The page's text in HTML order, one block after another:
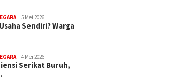
5 Mei 2026
Sendiri? Warga
4 Mei 2026
Serikat Buruh,